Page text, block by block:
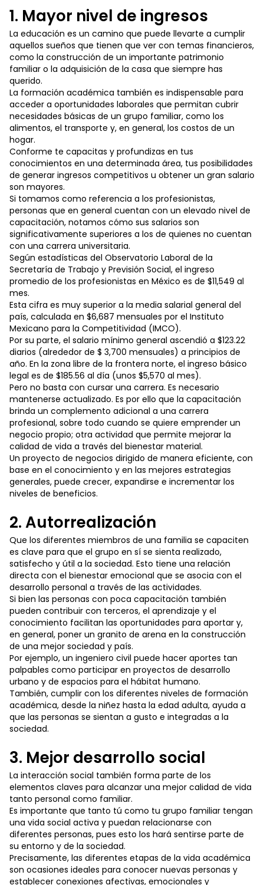
1. Mayor nivel de ingresos
La educación es un camino que puede llevarte a cumplir
aquellos sueños que tienen que ver con temas financieros,
como la construcción de un importante patrimonio
familiar o la adquisición de la casa que siempre has
querido.
La formación académica también es indispensable para
acceder a oportunidades laborales que permitan cubrir
necesidades básicas de un grupo familiar, como los
alimentos, el transporte y, en general, los costos de un
hogar.
Conforme te capacitas y profundizas en tus
conocimientos en una determinada área, tus posibilidades
de generar ingresos competitivos u obtener un gran salario
son mayores.
Si tomamos como referencia a los profesionistas,
personas que en general cuentan con un elevado nivel de
capacitación, notamos cómo sus salarios son
significativamente superiores a los de quienes no cuentan
con una carrera universitaria.
Según estadísticas del Observatorio Laboral de la
Secretaría de Trabajo y Previsión Social, el ingreso
promedio de los profesionistas en México es de $11,549 al
mes.
Esta cifra es muy superior a la media salarial general del
país, calculada en $6,687 mensuales por el Instituto
Mexicano para la Competitividad (IMCO).
Por su parte, el salario mínimo general ascendió a $123.22
diarios (alrededor de $ 3,700 mensuales) a principios de
año. En la zona libre de la frontera norte, el ingreso básico
legal es de $185.56 al día (unos $5,570 al mes).
Pero no basta con cursar una carrera. Es necesario
mantenerse actualizado. Es por ello que la capacitación
brinda un complemento adicional a una carrera
profesional, sobre todo cuando se quiere emprender un
negocio propio; otra actividad que permite mejorar la
calidad de vida a través del bienestar material.
Un proyecto de negocios dirigido de manera eficiente, con
base en el conocimiento y en las mejores estrategias
generales, puede crecer, expandirse e incrementar los
niveles de beneficios.
2. Autorrealización
Que los diferentes miembros de una familia se capaciten
es clave para que el grupo en sí se sienta realizado,
satisfecho y útil a la sociedad. Esto tiene una relación
directa con el bienestar emocional que se asocia con el
desarrollo personal a través de las actividades.
Si bien las personas con poca capacitación también
pueden contribuir con terceros, el aprendizaje y el
conocimiento facilitan las oportunidades para aportar y,
en general, poner un granito de arena en la construcción
de una mejor sociedad y país.
Por ejemplo, un ingeniero civil puede hacer aportes tan
palpables como participar en proyectos de desarrollo
urbano y de espacios para el hábitat humano.
También, cumplir con los diferentes niveles de formación
académica, desde la niñez hasta la edad adulta, ayuda a
que las personas se sientan a gusto e integradas a la
sociedad.
3. Mejor desarrollo social
La interacción social también forma parte de los
elementos claves para alcanzar una mejor calidad de vida
tanto personal como familiar.
Es importante que tanto tú como tu grupo familiar tengan
una vida social activa y puedan relacionarse con
diferentes personas, pues esto los hará sentirse parte de
su entorno y de la sociedad.
Precisamente, las diferentes etapas de la vida académica
son ocasiones ideales para conocer nuevas personas y
establecer conexiones afectivas, emocionales y